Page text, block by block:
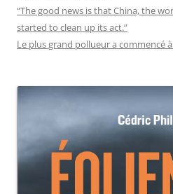
“The good news is that China, the
started to clean up its act.”
Le plus grand pollueur a commencé